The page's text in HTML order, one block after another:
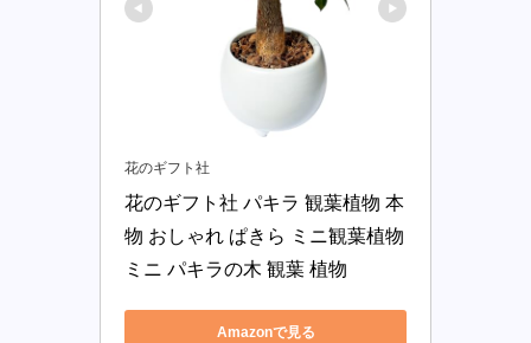
花のギフト社
花のギフト社 パキラ 観葉植物 本
物 おしゃれ ぱきら ミニ観葉植物
ミニ パキラの木 観葉 植物
Amazonで見る